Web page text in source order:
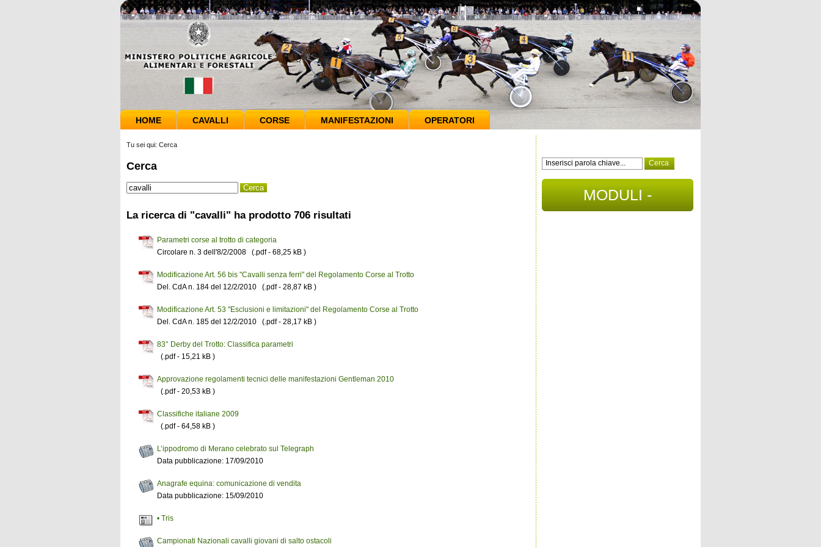
HOME CAVALLI CORSE MANIFESTAZIONI OPERATORI
Tu sei qui: Cerca
Cerca
La ricerca di "cavalli" ha prodotto 706 risultati
Parametri corse al trotto di categoria
Circolare n. 3 dell'8/2/2008 (.pdf - 68,25 kB )
Modificazione Art. 56 bis "Cavalli senza ferri" del Regolamento Corse al Trotto
Del. CdA n. 184 del 12/2/2010 (.pdf - 28,87 kB )
Modificazione Art. 53 "Esclusioni e limitazioni" del Regolamento Corse al Trotto
Del. CdA n. 185 del 12/2/2010 (.pdf - 28,17 kB )
83° Derby del Trotto: Classifica parametri
(.pdf - 15,21 kB )
Approvazione regolamenti tecnici delle manifestazioni Gentleman 2010
(.pdf - 20,53 kB )
Classifiche italiane 2009
(.pdf - 64,58 kB )
L’ippodromo di Merano celebrato sul Telegraph
Data pubblicazione: 17/09/2010
Anagrafe equina: comunicazione di vendita
Data pubblicazione: 15/09/2010
• Tris
Campionati Nazionali cavalli giovani di salto ostacoli
MODULI -